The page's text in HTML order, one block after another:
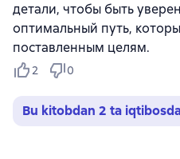
детали, чтобы быть
оптимальный путь,
поставленным целям.
2 0
Bu kitobdan 2 ta